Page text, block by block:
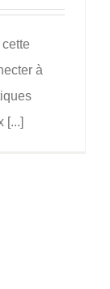
à
[...]